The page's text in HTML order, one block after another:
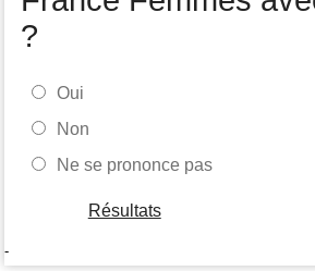
?
Oui
Non
Ne se prononce pas
Résultats
-